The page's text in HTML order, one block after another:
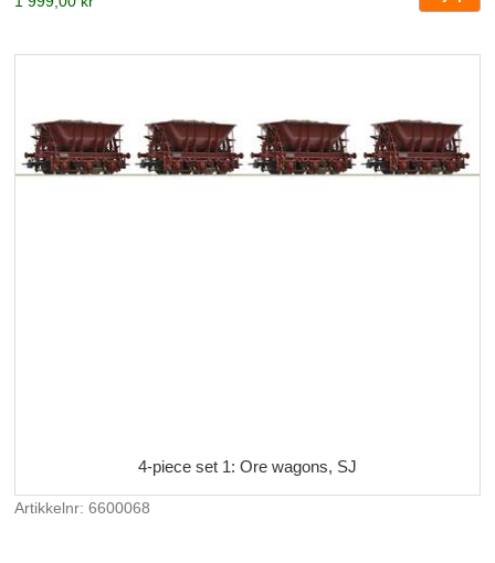
4-piece set 1: Ore wagons, SJ
Artikkelnr: 6600068